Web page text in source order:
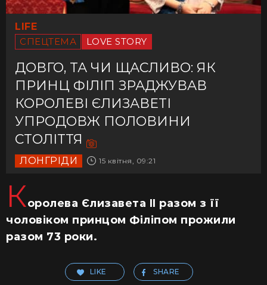
LIFE
СПЕЦТЕМА
LOVE STORY
ДОВГО, ТА ЧИ ЩАСЛИВО: ЯК
ПРИНЦ ФІЛІП ЗРАДЖУВАВ
КОРОЛЕВІ ЄЛИЗАВЕТІ
УПРОДОВЖ ПОЛОВИНИ
СТОЛІТТЯ
ЛОНГРІДИ 15 квітня, 09:21
Королева Єлизавета II разом з її
чоловіком принцом Філіпом прожили
разом 73 роки.
LIKE SHARE